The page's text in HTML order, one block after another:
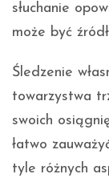
słuchanie
może być
Śledzenie
towarzystwa
swoich
łatwo
tyle różnych